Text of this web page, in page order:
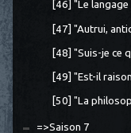
[46] "Le
[47] "Autrui,
[48] "Suis-je ce
[49] "Est-il
[50] "La
=>Saison 7